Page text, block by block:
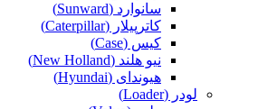
سانوارد (Sunward)
کاترپیلار (Caterpillar)
کیس (Case)
نیو هلند (New Holland)
هیوندای (Hyundai)
لودر (Loader)